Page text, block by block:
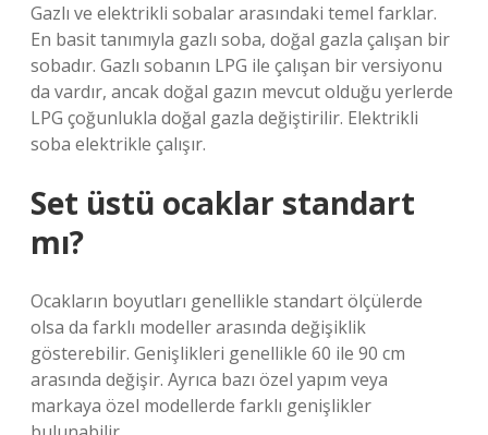
Gazlı ve elektrikli sobalar arasındaki temel farklar.
En basit tanımıyla gazlı soba, doğal gazla çalışan bir
sobadır. Gazlı sobanın LPG ile çalışan bir versiyonu
da vardır, ancak doğal gazın mevcut olduğu yerlerde
LPG çoğunlukla doğal gazla değiştirilir. Elektrikli
soba elektrikle çalışır.
Set üstü ocaklar standart
mı?
Ocakların boyutları genellikle standart ölçülerde
olsa da farklı modeller arasında değişiklik
gösterebilir. Genişlikleri genellikle 60 ile 90 cm
arasında değişir. Ayrıca bazı özel yapım veya
markaya özel modellerde farklı genişlikler